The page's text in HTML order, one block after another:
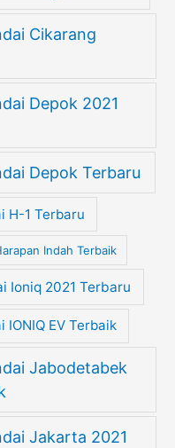
Cikarang
Depok 2021
Depok Terbaru
H-1 Terbaru
Indah Terbaik
Ioniq 2021 Terbaru
IONIQ EV Terbaik
Jabodetabek
Jakarta 2021